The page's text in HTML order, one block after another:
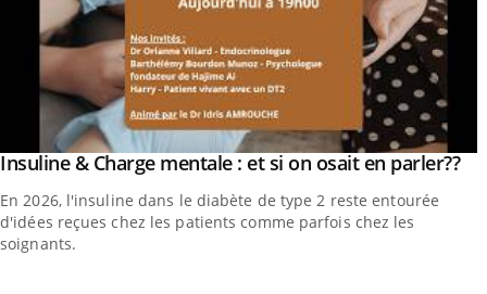
Youtube
Insuline & Charge mentale : et si on osait en parler??
En 2026, l'insuline dans le diabète de type 2 reste entourée
d'idées reçues chez les patients comme parfois chez les
soignants.